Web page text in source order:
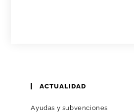
ACTUALIDAD
Ayudas y subvenciones